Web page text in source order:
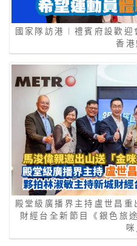
國家隊訪港︱禮賓府設歡
香港
殿堂級廣播界主持盧世昌
財經台全新節目《銀色旅
咪